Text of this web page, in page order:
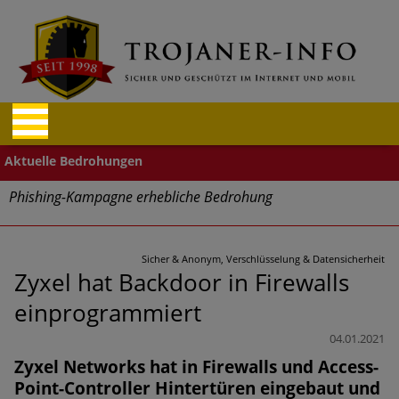
Phishing-Kampagne erhebliche Bedrohung
Welle an Social-Engineering-Betrugsmaschen und
Identitätsdiebstahl
Exponentiell wachsende Risiken, eine immer
unübersichtlichere Cyber-Bedrohungslage – was CISOs jetzt
Digitale Assets aller Arten im Fokus der aktuellen Cyber-
Sicher & Anonym, Verschlüsselung & Datensicherheit
Zyxel hat Backdoor in Firewalls
einprogrammiert
04.01.2021
Zyxel Networks hat in Firewalls und Access-
Point-Controller Hintertüren eingebaut und